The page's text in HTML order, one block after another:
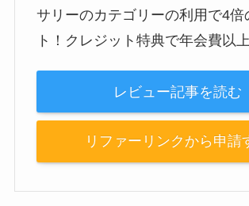
サリーのカテゴリーの利用で4倍
ト！クレジット特典で年会費以
レビュー記事を読む
リファーリンクから申請